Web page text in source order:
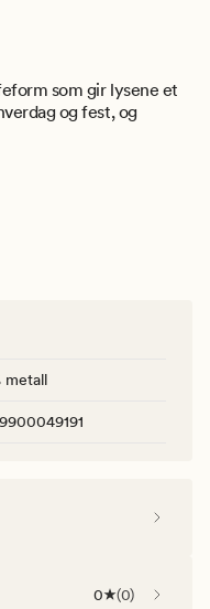
som gir lysene et
og fest, og
metall
0 (0)